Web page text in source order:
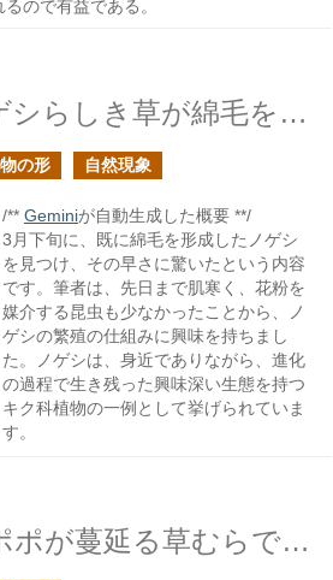
ので有益である。
目に付いたノゲシらしき草が綿毛を形成していた
の形 自然現象
/** Geminiが自動生成した概要 **/
3月下旬に、既に綿毛を形成したノゲシ
を見つけ、その早さに驚いたという内容
です。筆者は、先日まで肌寒く、花粉を
媒介する昆虫も少なかったことから、ノ
ゲシの繁殖の仕組みに興味を持ちまし
た。ノゲシは、身近でありながら、進化
の過程で生き残った興味深い生態を持つ
キク科植物の一例として挙げられていま
す。
セイヨウタンポポが蔓延る草むらでシロバナタンポポを見かけた